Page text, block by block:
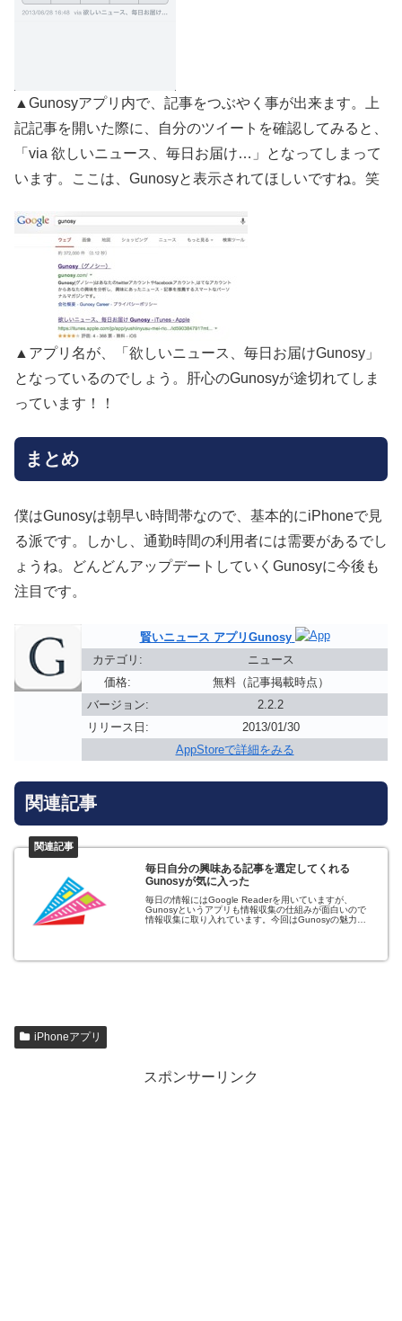
▲Gunosyアプリ内で、記事をつぶやく事が出来ます。上
記記事を開いた際に、自分のツイートを確認してみると、
「via 欲しいニュース、毎日お届け…」となってしまって
います。ここは、Gunosyと表示されてほしいですね。笑
▲アプリ名が、「欲しいニュース、毎日お届けGunosy」
となっているのでしょう。肝心のGunosyが途切れてしま
っています！！
まとめ
僕はGunosyは朝早い時間帯なので、基本的にiPhoneで見
る派です。しかし、通勤時間の利用者には需要があるでし
ょうね。どんどんアップデートしていくGunosyに今後も
注目です。
賢いニュース アプリGunosy
カテゴリ:
ニュース
価格:
無料（記事掲載時点）
バージョン:
2.2.2
リリース日:
2013/01/30
AppStoreで詳細をみる
関連記事
毎日自分の興味ある記事を選定してくれる
Gunosyが気に入った
毎日の情報にはGoogle Readerを用いていますが、
Gunosyというアプリも情報収集の仕組みが面白いので
情報収集に取り入れています。今回はGunosyの魅力に
iPhoneアプリ
スポンサーリンク